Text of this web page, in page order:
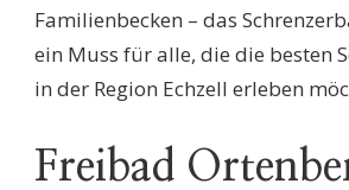
Familienbecken – das
ein Muss für alle, die die besten
in der Region Echzell erleben
Freibad